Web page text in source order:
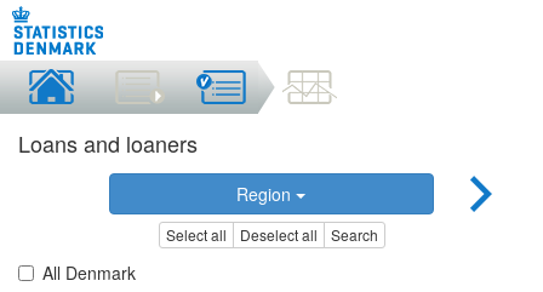
Loans and loaners
Region
Select all Deselect all Search
All Denmark